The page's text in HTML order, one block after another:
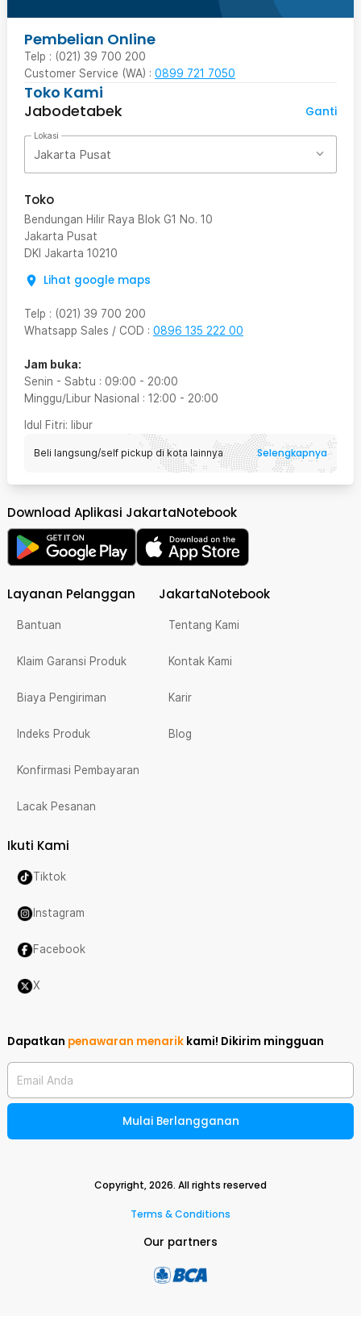
Pembelian Online
Telp : (021) 39 700 200
Customer Service (WA) : 0899 721 7050
Toko Kami
Jabodetabek
Ganti
Lokasi
Jakarta Pusat
Toko
Bendungan Hilir Raya Blok G1 No. 10
Jakarta Pusat
DKI Jakarta 10210
Lihat google maps
Telp : (021) 39 700 200
Whatsapp Sales / COD : 0896 135 222 00
Jam buka:
Senin - Sabtu : 09:00 - 20:00
Minggu/Libur Nasional : 12:00 - 20:00
Idul Fitri: libur
Beli langsung/self pickup di kota lainnya Selengkapnya
Download Aplikasi JakartaNotebook
Layanan Pelanggan
Bantuan
Klaim Garansi Produk
Biaya Pengiriman
Indeks Produk
Konfirmasi Pembayaran
Lacak Pesanan
JakartaNotebook
Tentang Kami
Kontak Kami
Karir
Blog
Ikuti Kami
Tiktok
Instagram
Facebook
X
Dapatkan penawaran menarik kami! Dikirim mingguan
Email Anda
Mulai Berlangganan
Copyright,2026. All rights reserved
Terms & Conditions
Our partners